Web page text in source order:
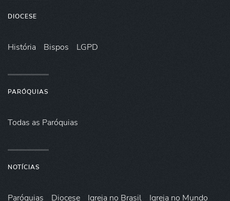
DIOCESE
História Bispos LGPD
PARÓQUIAS
Todas as Paróquias
NOTÍCIAS
Paróquias Diocese Igreja no Brasil Igreja no Mundo